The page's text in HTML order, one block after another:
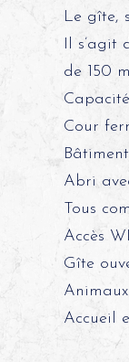
Le gîte,
Il s’agit
de 150
Cour
Abri
Tous
Accès
Gîte
Accueil